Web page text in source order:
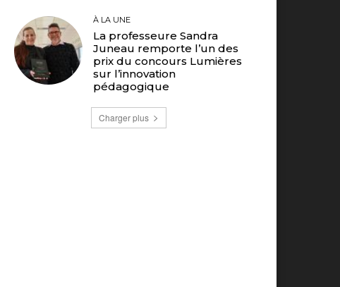
À LA UNE
La professeure Sandra
Juneau remporte l’un des
prix du concours Lumières
sur l’innovation
pédagogique
Charger plus